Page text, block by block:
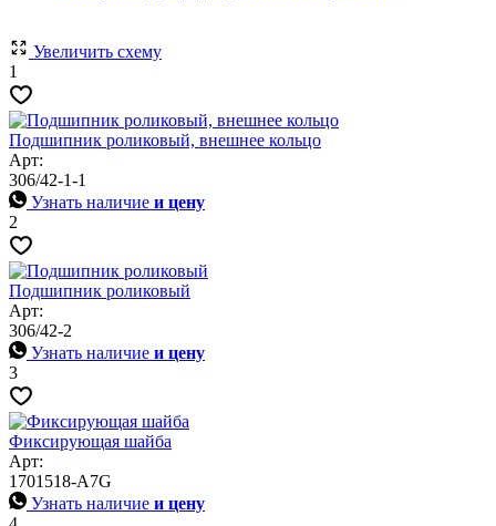
Увеличить схему
1
Подшипник роликовый, внешнее кольцо
Арт:
306/42-1-1
Узнать наличие и цену
2
Подшипник роликовый
Арт:
306/42-2
Узнать наличие и цену
3
Фиксирующая шайба
Арт:
1701518-A7G
Узнать наличие и цену